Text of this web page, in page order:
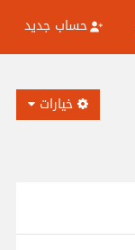
حساب جديد
خيارات